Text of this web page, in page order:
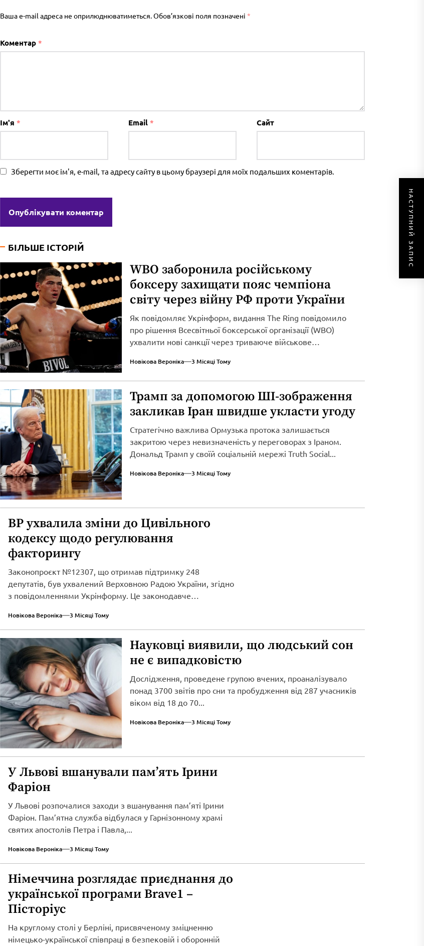
Ваша e-mail адреса не оприлюднюватиметься.Обов’язкові поля позначені *
Коментар *
Ім'я * Email * Сайт
Зберегти моє ім'я, e-mail, та адресу сайту в цьому браузері для моїх подальших коментарів.
НАСТУПНИЙ ЗАПИС
БІЛЬШЕ ІСТОРІЙ
WBO заборонила російському
боксеру захищати пояс чемпіона
світу через війну РФ проти України
Як повідомляє Укрінформ, видання The Ring повідомило
про рішення Всесвітньої боксерської організації (WBO)
ухвалити нові санкції через триваюче військове
Новікова Вероніка 3 Місяці Тому
Трамп за допомогою ШІ-зображення
закликав Іран швидше укласти угоду
Стратегічно важлива Ормузька протока залишається
закритою через невизначеність у переговорах з Іраном.
Дональд Трамп у своїй соціальній мережі Truth Social...
Новікова Вероніка 3 Місяці Тому
ВР ухвалила зміни до Цивільного
кодексу щодо регулювання
факторингу
Законопроєкт №12307, що отримав підтримку 248
депутатів, був ухвалений Верховною Радою України, згідно
з повідомленнями Укрінформу. Це законодавче
Новікова Вероніка 3 Місяці Тому
Науковці виявили, що людський сон
не є випадковістю
Дослідження, проведене групою вчених, проаналізувало
понад 3700 звітів про сни та пробудження від 287 учасників
віком від 18 до 70...
Новікова Вероніка 3 Місяці Тому
У Львові вшанували пам’ять Ірини
Фаріон
У Львові розпочалися заходи з вшанування пам’яті Ірини
Фаріон. Пам’ятна служба відбулася у Гарнізонному храмі
святих апостолів Петра і Павла,...
Новікова Вероніка 3 Місяці Тому
Німеччина розглядає приєднання до
української програми Brave1 –
Пісторіус
На круглому столі у Берліні, присвяченому зміцненню
німецько-української співпраці в безпековій і оборонній